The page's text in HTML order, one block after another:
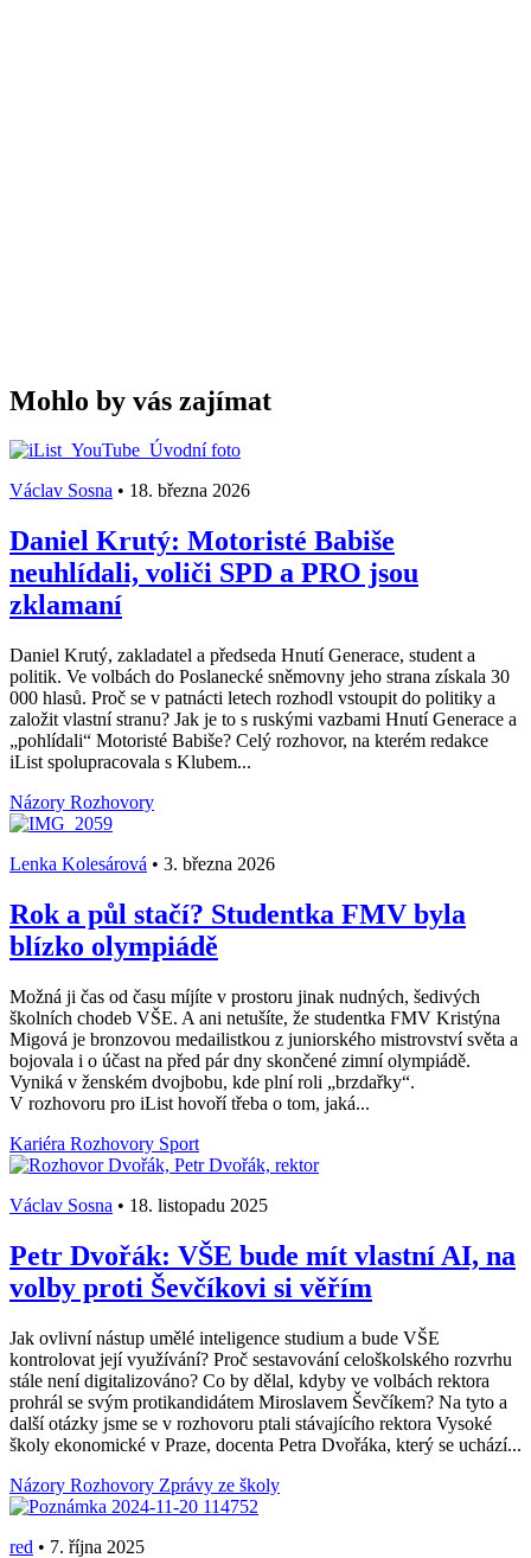
Mohlo by vás zajímat
Václav Sosna • 18. března 2026
Daniel Krutý: Motoristé Babiše
neuhlídali, voliči SPD a PRO jsou
zklamaní
Daniel Krutý, zakladatel a předseda Hnutí Generace, student a
politik. Ve volbách do Poslanecké sněmovny jeho strana získala 30
000 hlasů. Proč se v patnácti letech rozhodl vstoupit do politiky a
založit vlastní stranu? Jak je to s ruskými vazbami Hnutí Generace a
„pohlídali“ Motoristé Babiše? Celý rozhovor, na kterém redakce
iList spolupracovala s Klubem...
Názory Rozhovory
Lenka Kolesárová • 3. března 2026
Rok a půl stačí? Studentka FMV byla
blízko olympiádě
Možná ji čas od času míjíte v prostoru jinak nudných, šedivých
školních chodeb VŠE. A ani netušíte, že studentka FMV Kristýna
Migová je bronzovou medailistkou z juniorského mistrovství světa a
bojovala i o účast na před pár dny skončené zimní olympiádě.
Vyniká v ženském dvojbobu, kde plní roli „brzdařky“.
V rozhovoru pro iList hovoří třeba o tom, jaká...
Kariéra Rozhovory Sport
Václav Sosna • 18. listopadu 2025
Petr Dvořák: VŠE bude mít vlastní AI, na
volby proti Ševčíkovi si věřím
Jak ovlivní nástup umělé inteligence studium a bude VŠE
kontrolovat její využívání? Proč sestavování celoškolského rozvrhu
stále není digitalizováno? Co by dělal, kdyby ve volbách rektora
prohrál se svým protikandidátem Miroslavem Ševčíkem? Na tyto a
další otázky jsme se v rozhovoru ptali stávajícího rektora Vysoké
školy ekonomické v Praze, docenta Petra Dvořáka, který se uchází...
Názory Rozhovory Zprávy ze školy
red • 7. října 2025